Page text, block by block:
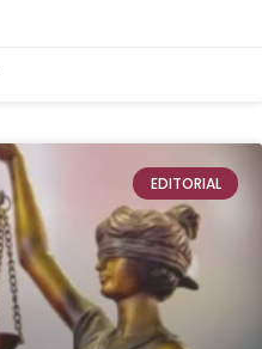
EDITORIAL